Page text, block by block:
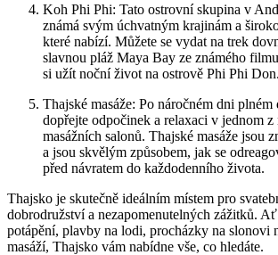
Koh Phi Phi: Tato ostrovní skupina v
známá svým úchvatným krajinám a
které nabízí. Můžete se vydat na trek
slavnou pláž Maya Bay ze známého
si užít noční život na ostrově Phi Phi Don.
Thajské masáže: Po náročném dni
dopřejte odpočinek a relaxaci v jednom z
masážních salonů. Thajské masáže jsou
a jsou skvělým způsobem, jak se
před návratem do každodenního života.
Thajsko je skutečně ideálním místem pro
dobrodružství a nezapomenutelných zážitků.
potápění, plavby na lodi, procházky na slonovi
masáží, Thajsko vám nabídne vše, co hledáte.